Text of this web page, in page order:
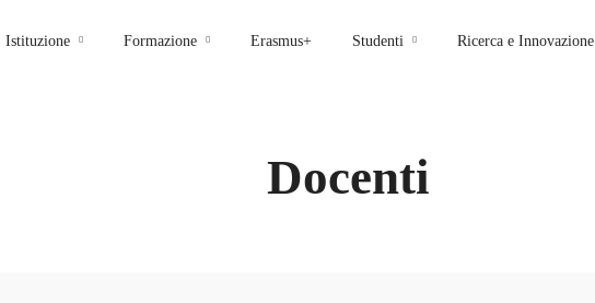
Istituzione Formazione Erasmus+ Studenti Ricerca e Innovazione
Docenti